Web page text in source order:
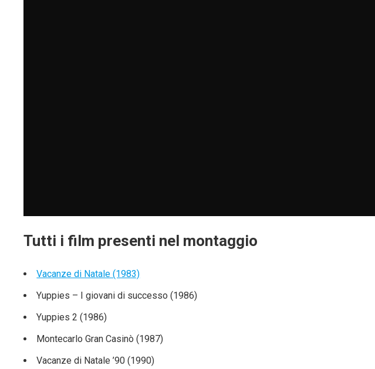
Tutti i film presenti nel montaggio
Vacanze di Natale (1983)
Yuppies – I giovani di successo (1986)
Yuppies 2 (1986)
Montecarlo Gran Casinò (1987)
Vacanze di Natale ’90 (1990)